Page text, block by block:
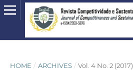
HOME / ARCHIVES / Vol. 4 No. 2 (2017)